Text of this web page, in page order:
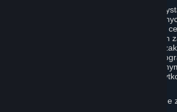
Użytkownik zobowiązuje się do
proxy dla maskowania adresu IP lub
ukrycia miejsca zamieszkania, czy to w
ograniczeń geograficznych dotyczących
składania zamówień lub dokonywania
innych niż obowiązujące w regionie
Użytkownika, czy też w jakimkolwiek
przypadku Valve może zablokować
B. Odpowiedzialność za opłaty związane